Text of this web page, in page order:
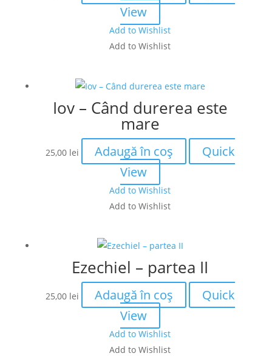
View
Add to Wishlist
Add to Wishlist
Iov – Când durerea este
mare
25,00 lei Adaugă în coș
Quick
View
Add to Wishlist
Add to Wishlist
Ezechiel – partea II
25,00 lei Adaugă în coș
Quick
View
Add to Wishlist
Add to Wishlist